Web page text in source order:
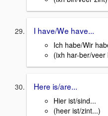
I have/We have...
Ich habe/Wir
(ixh har-ber/veer
Here is/are...
Hier ist/sind...
(heer ist/zint...)